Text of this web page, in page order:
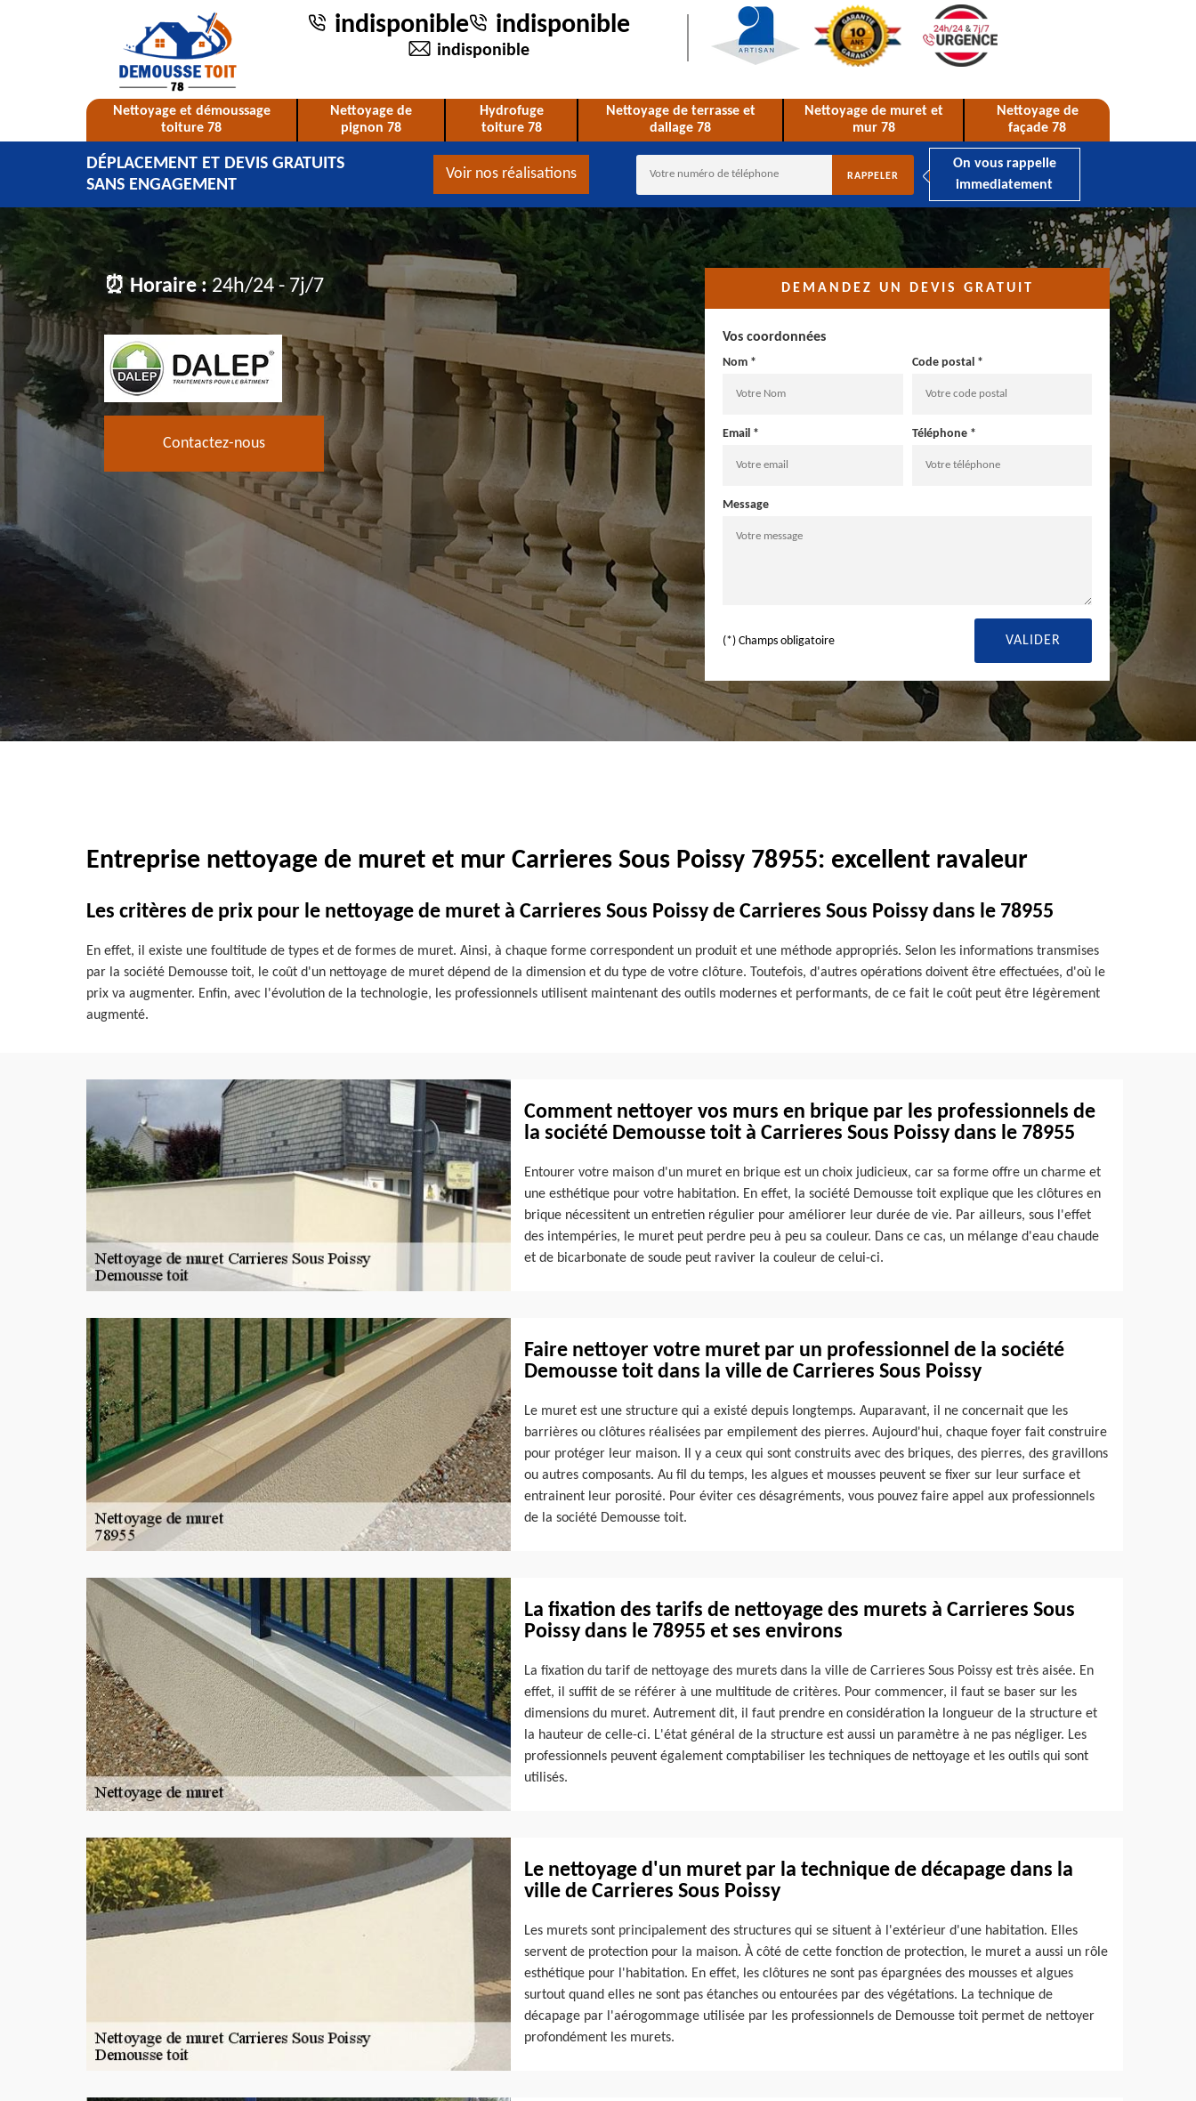
indisponible indisponible
indisponible
Nettoyage et démoussage
toiture 78
Nettoyage de
pignon 78
Hydrofuge
toiture 78
Nettoyage de terrasse et
dallage 78
Nettoyage de muret et
mur 78
Nettoyage de
façade 78
DÉPLACEMENT ET DEVIS GRATUITS
SANS ENGAGEMENT
Voir nos réalisations
On vous rappelle
immediatement
⏰ Horaire :24h/24 - 7j/7
Contactez-nous
DEMANDEZ UN DEVIS GRATUIT
Vos coordonnées
Nom * Code postal *
Email * Téléphone *
Message
(*) Champs obligatoire
Entreprise nettoyage de muret et mur Carrieres Sous Poissy 78955: excellent ravaleur
Les critères de prix pour le nettoyage de muret à Carrieres Sous Poissy de Carrieres Sous Poissy dans le 78955
En effet, il existe une foultitude de types et de formes de muret. Ainsi, à chaque forme correspondent un produit et une méthode appropriés. Selon les informations transmises
par la société Demousse toit, le coût d'un nettoyage de muret dépend de la dimension et du type de votre clôture. Toutefois, d'autres opérations doivent être effectuées, d'où le
prix va augmenter. Enfin, avec l'évolution de la technologie, les professionnels utilisent maintenant des outils modernes et performants, de ce fait le coût peut être légèrement
augmenté.
Comment nettoyer vos murs en brique par les professionnels de
la société Demousse toit à Carrieres Sous Poissy dans le 78955
Entourer votre maison d'un muret en brique est un choix judicieux, car sa forme offre un charme et
une esthétique pour votre habitation. En effet, la société Demousse toit explique que les clôtures en
brique nécessitent un entretien régulier pour améliorer leur durée de vie. Par ailleurs, sous l'effet
des intempéries, le muret peut perdre peu à peu sa couleur. Dans ce cas, un mélange d'eau chaude
et de bicarbonate de soude peut raviver la couleur de celui-ci.
Faire nettoyer votre muret par un professionnel de la société
Demousse toit dans la ville de Carrieres Sous Poissy
Le muret est une structure qui a existé depuis longtemps. Auparavant, il ne concernait que les
barrières ou clôtures réalisées par empilement des pierres. Aujourd'hui, chaque foyer fait construire
pour protéger leur maison. Il y a ceux qui sont construits avec des briques, des pierres, des gravillons
ou autres composants. Au fil du temps, les algues et mousses peuvent se fixer sur leur surface et
entrainent leur porosité. Pour éviter ces désagréments, vous pouvez faire appel aux professionnels
de la société Demousse toit.
La fixation des tarifs de nettoyage des murets à Carrieres Sous
Poissy dans le 78955 et ses environs
La fixation du tarif de nettoyage des murets dans la ville de Carrieres Sous Poissy est très aisée. En
effet, il suffit de se référer à une multitude de critères. Pour commencer, il faut se baser sur les
dimensions du muret. Autrement dit, il faut prendre en considération la longueur de la structure et
la hauteur de celle-ci. L'état général de la structure est aussi un paramètre à ne pas négliger. Les
professionnels peuvent également comptabiliser les techniques de nettoyage et les outils qui sont
utilisés.
Le nettoyage d'un muret par la technique de décapage dans la
ville de Carrieres Sous Poissy
Les murets sont principalement des structures qui se situent à l'extérieur d'une habitation. Elles
servent de protection pour la maison. À côté de cette fonction de protection, le muret a aussi un rôle
esthétique pour l'habitation. En effet, les clôtures ne sont pas épargnées des mousses et algues
surtout quand elles ne sont pas étanches ou entourées par des végétations. La technique de
décapage par l'aérogommage utilisée par les professionnels de Demousse toit permet de nettoyer
profondément les murets.